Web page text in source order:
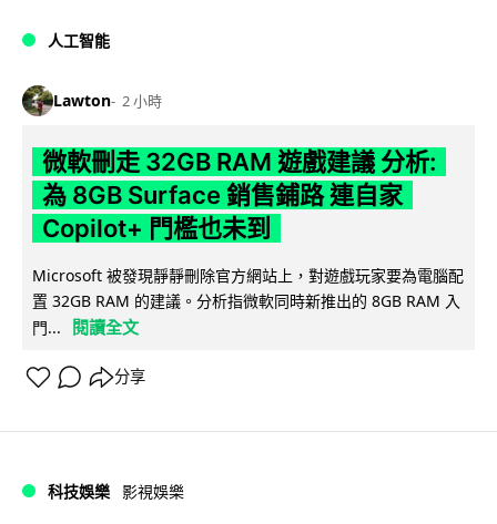
人工智能
Lawton 2 小時
微軟刪走 32GB RAM 遊戲建議 分析:
為 8GB Surface 銷售鋪路 連自家
Copilot+ 門檻也未到
Microsoft 被發現靜靜刪除官方網站上，對遊戲玩家要為電腦配
置 32GB RAM 的建議。分析指微軟同時新推出的 8GB RAM 入
門...
閱讀全文
分享
科技娛樂 影視娛樂